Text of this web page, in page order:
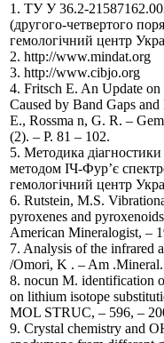
1. ТУ У 36.2-
(другого-четвертого
гемологічний центр
2. http://www.mindat.org
3. http://www.cibjo.org
4. Fritsch E. An Update
Caused by Band Gaps
E., Rossma n, G. R. –
(2). – P. 81 – 102.
5. Методика
методом ІЧ-Фур’є
гемологічний центр
6. Rutstein, M.S.
pyroxenes and
American Mineralogist, –
7. Analysis of the infrared
/Omori, K . – Am
8. nocun M. identification
on lithium isotope
MOL STRUC, – 596, –
9. Crystal chemistry and